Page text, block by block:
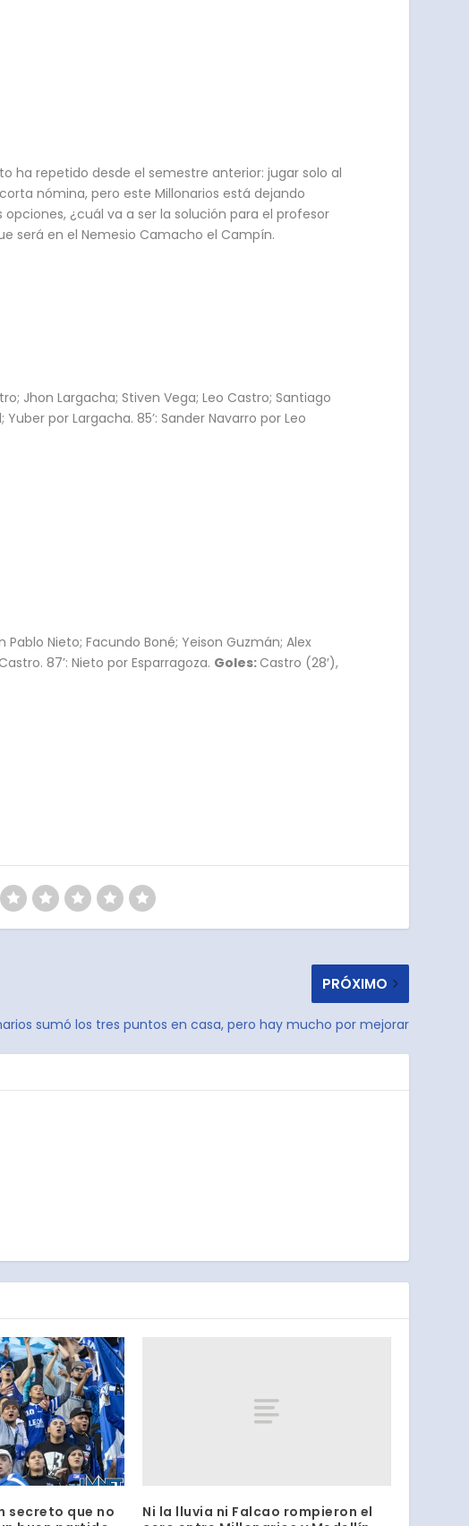
ha repetido desde el semestre anterior: jugar solo al
nómina, pero este Millonarios está dejando
¿cuál va a ser la solución para el profesor
será en el Nemesio Camacho el Campín.
Jhon Largacha; Stiven Vega; Leo Castro; Santiago
por Largacha. 85’: Sander Navarro por Leo
Nieto; Facundo Boné; Yeison Guzmán; Alex
87’: Nieto por Esparragoza. Goles: Castro (28′),
PRÓXIMO
sumó los tres puntos en casa, pero hay mucho por mejorar
secreto que no
Ni la lluvia ni Falcao rompieron el